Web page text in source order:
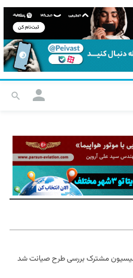
مشترک بررسی طرح صیانت شد